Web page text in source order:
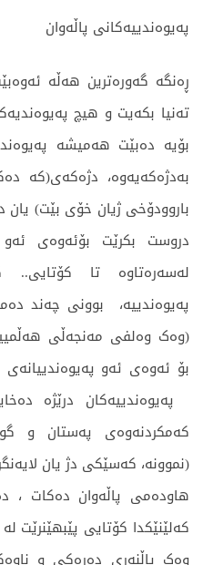
په‌یوه‌ندییه‌كانی پاڵه‌وان
ڕه‌نگه‌ گه‌وره‌ترین هه‌ڵه‌
ته‌نیا بكه‌یت و هیچ
بۆیه‌ ده‌بێت هه‌میشه‌
به‌دژه‌كه‌یه‌وه‌، دژەکەی(کە
باروودۆخی ژیان خۆی بێت)‌
دروست بكرێت بۆئه‌وه‌ی
له‌سه‌ره‌تاوه‌ تا
په‌یوه‌ندییه‌، بوونی چه‌ند
(وەک وەلفی مەنجەڵی
بۆ ئەوەی ئەو
پەیوەندییەکان درێژه‌
کەمکردنەوەی پەستان و
(نموونە، کەسێکی دژ یان
هاودەمی پاڵەوان دەکات ،
کەلێنێکدا کۆتایی پێبهێنرێت
وەک پاڵنەری دەرەکی و